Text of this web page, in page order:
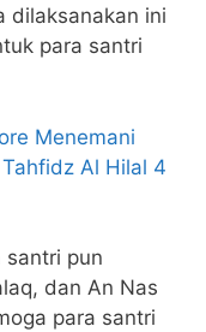
dilaksanakan ini
para santri
Menemani
Al Hilal 4
santri pun
dan An Nas
para santri